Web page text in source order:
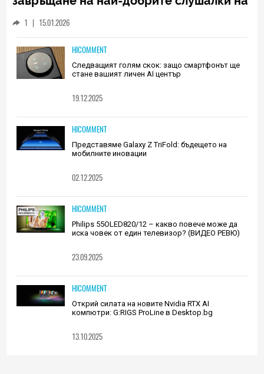
1 | 15.01.2026
HICOMMENT
Следващият голям скок: защо смартфонът ще
стане вашият личен AI център
19.12.2025
HICOMMENT
Представяме Galaxy Z TriFold: бъдещето на
мобилните иновации
02.12.2025
HICOMMENT
Philips 55OLED820/12 – какво повече може да
иска човек от един телевизор? (ВИДЕО РЕВЮ)
23.09.2025
HICOMMENT
Открий силата на новите Nvidia RTX AI
компютри: G:RIGS ProLine в Desktop.bg
13.10.2025